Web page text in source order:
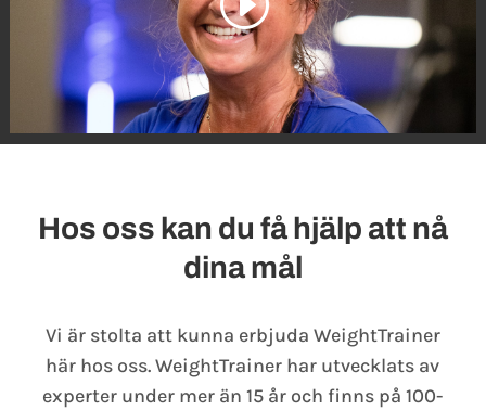
Hos oss kan du få hjälp att nå
dina mål
Vi är stolta att kunna erbjuda WeightTrainer
här hos oss. WeightTrainer har utvecklats av
experter under mer än 15 år och finns på 100-